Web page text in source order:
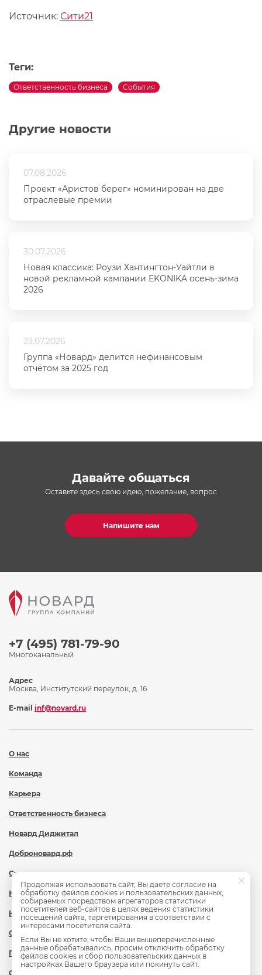
Другие новости
07.08.2026
Проект «Аристов берег» номинирован на две
отраслевые премии
30.07.2026
Новая классика: Роузи Хантингтон-Уайтли в
новой рекламной кампании EKONIKA осень-зима
2026
23.07.2026
Группа «Новард» делится нефинансовым
отчётом за 2025 год
Источник: Сити21
Теги:
Ответственность бизнеса События
Давайте общаться
Оставьте здесь свою идею, пожелание, вопрос
Напишите нам
+7 (495) 781-79-90
Многоканальный
О нас
Команда
Карьера
Ответственность бизнеса
Новард Диджитал
Доброновард.рф
Статьи
Новости
Контакты
Охрана труда
Политика обработки персональных данных
Сведения об образовательной организации
Адрес
Москва, Институтский переулок, д. 16
E-mail inf@novard.ru
Продолжая использовать сайт, Вы даете согласие на
обработку файлов cookies и пользовательских данных,
собираемых посредством агрегаторов статистики
посетителей веб-сайтов в целях ведения статистики
посещений сайта, таргетирования в соответствии с
интересами посетителя сайта.
Если Вы не хотите, чтобы Ваши вышеперечисленные
данные обрабатывались, просим отключить обработку
файлов cookies и сбор пользовательских данных в
настройках Вашего браузера или покинуть сайт.